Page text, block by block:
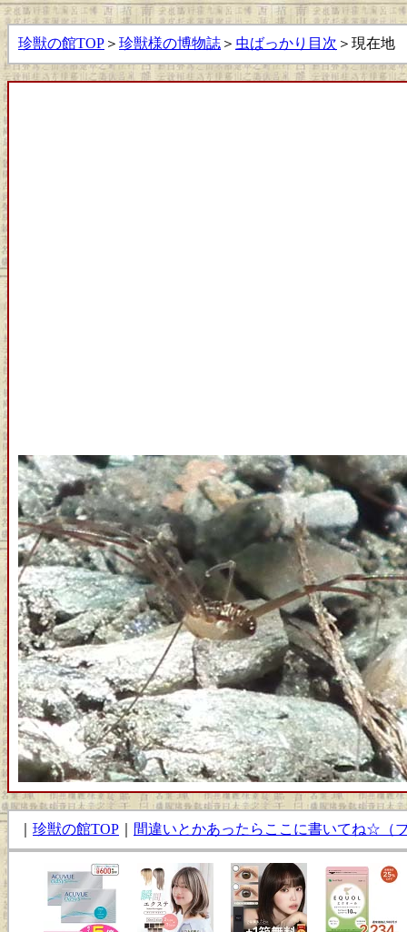
珍獣の館TOP ＞ 珍獣様の博物誌 ＞ 虫ばっかり目次 ＞現在地
珍獣の館TOP 間違いとかあったらここに書いてね☆（